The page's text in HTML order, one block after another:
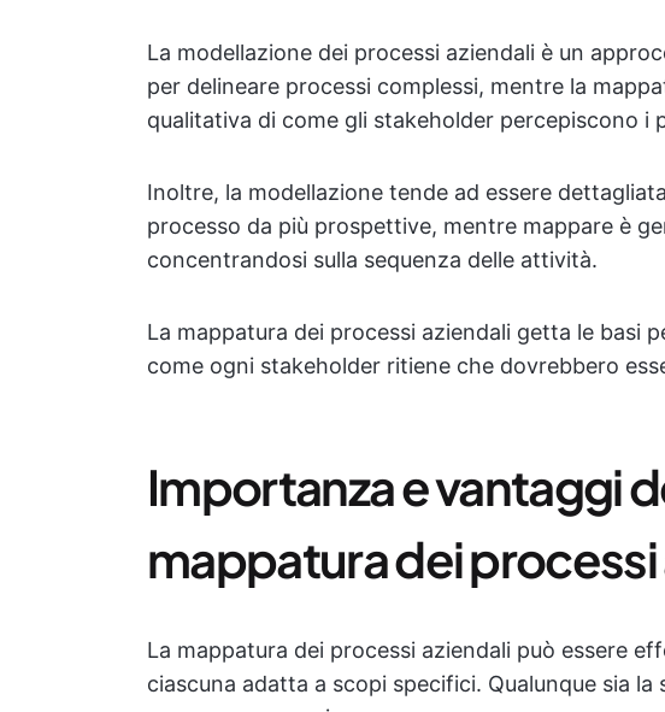
La modellazione dei processi aziendali è un
per delineare processi complessi, mentre la
qualitativa di come gli stakeholder percepiscono i
Inoltre, la modellazione tende ad essere
processo da più prospettive, mentre mappare è
concentrandosi sulla sequenza delle attività.
La mappatura dei processi aziendali getta le basi
come ogni stakeholder ritiene che dovrebbero
Importanza e vantaggi
mappatura dei processi
La mappatura dei processi aziendali può essere
ciascuna adatta a scopi specifici. Qualunque sia